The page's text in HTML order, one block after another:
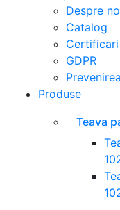
Despre
Catalog
Certificari
GDPR
Produse
Teava